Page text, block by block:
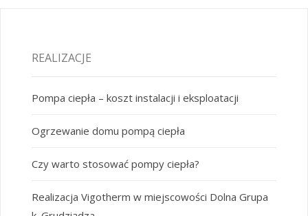
REALIZACJE
Pompa ciepła – koszt instalacji i eksploatacji
Ogrzewanie domu pompą ciepła
Czy warto stosować pompy ciepła?
Realizacja Vigotherm w miejscowości Dolna Grupa